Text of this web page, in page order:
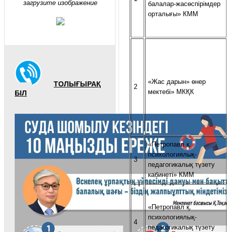
загрузите изображение
ТОЛЫҒЫРАҚ
БІЛ
балалар-жасөспірімдер
орталығы» КММ
2
«Жас дарын» өнер
мектебі» МКҚК
3
«Петропавл қ.
психологиялық-
педагогикалық түзету
кабинеті» КММ
4
«Петропавл қ.
психологиялық-
педагогикалық түзету